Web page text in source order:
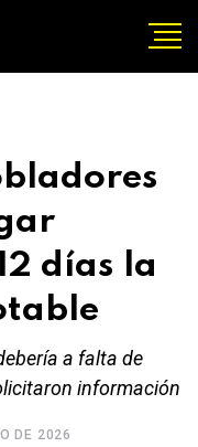
días la
a falta de
información
DE 2026